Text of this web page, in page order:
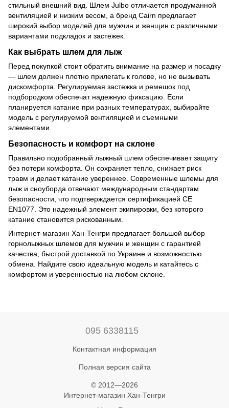
стильный внешний вид. Шлем Julbo отличается продуманной
вентиляцией и низким весом, а бренд Cairn предлагает
широкий выбор моделей для мужчин и женщин с различными
вариантами подкладок и застежек.
Как выбрать шлем для лыж
Перед покупкой стоит обратить внимание на размер и посадку
— шлем должен плотно прилегать к голове, но не вызывать
дискомфорта. Регулируемая застежка и ремешок под
подбородком обеспечат надежную фиксацию. Если
планируется катание при разных температурах, выбирайте
модель с регулируемой вентиляцией и съемными
элементами.
Безопасность и комфорт на склоне
Правильно подобранный лыжный шлем обеспечивает защиту
без потери комфорта. Он сохраняет тепло, снижает риск
травм и делает катание увереннее. Современные шлемы для
лыж и сноуборда отвечают международным стандартам
безопасности, что подтверждается сертификацией CE
EN1077. Это надежный элемент экипировки, без которого
катание становится рискованным.
Интернет-магазин Хан-Тенгри предлагает большой выбор
горнолыжных шлемов для мужчин и женщин с гарантией
качества, быстрой доставкой по Украине и возможностью
обмена. Найдите свою идеальную модель и катайтесь с
комфортом и уверенностью на любом склоне.
095 6338115
Контактная информация
Полная версия сайта
© 2012—2026
Интернет-магазин Хан-Тенгри